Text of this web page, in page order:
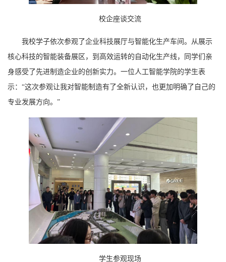
校企座谈交流
我校学子依次参观了企业科技展厅与智能化生产车间。从展示
核心科技的智能装备展区，到高效运转的自动化生产线，同学们亲
身感受了先进制造企业的创新实力。一位人工智能学院的学生表
示：“这次参观让我对智能制造有了全新认识，也更加明确了自己的
专业发展方向。”
学生参观现场